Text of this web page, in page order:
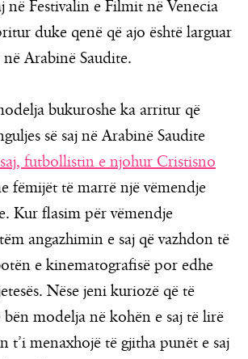
në Festivalin e Filmit në Venecia
duke qenë që ajo është larguar
Arabinë Saudite.
bukuroshe ka arritur që
së saj në Arabinë Saudite
futbollistin e njohur Cristisno
fëmijët të marrë një vëmendje
Kur flasim për vëmendje
angazhimin e saj që vazhdon të
e kinematografisë por edhe
Nëse jeni kuriozë që të
modelja në kohën e saj të lirë
t’i menaxhojë të gjitha punët e saj